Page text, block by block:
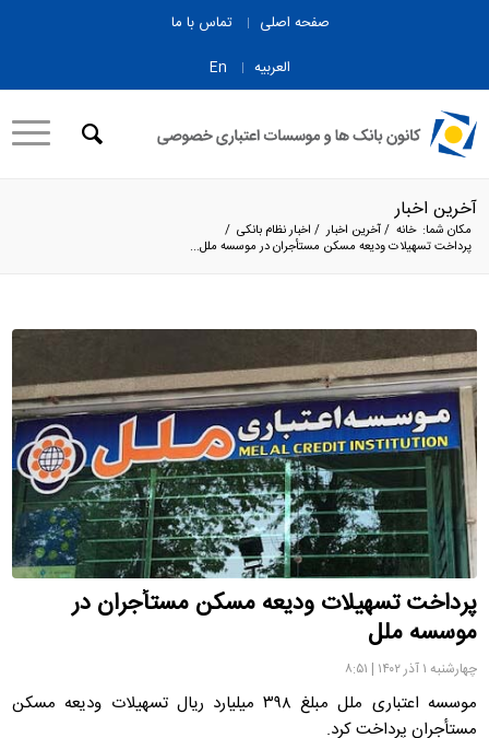
صفحه اصلی
تماس با ما
العربیه
En
آخرین اخبار
مکان شما: خانه /آخرین اخبار / اخبار نظام بانکی /
پرداخت تسهیلات ودیعه مسکن مستأجران در موسسه ملل...
پرداخت تسهیلات ودیعه مسکن مستأجران در
موسسه ملل
چهارشنبه ۱ آذر ۱۴۰۲ | ۸:۵۱
موسسه اعتباری ملل مبلغ ۳۹۸ میلیارد ریال تسهیلات ودیعه مسکن
مستأجران پرداخت کرد.